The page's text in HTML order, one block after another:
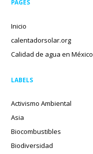
PAGES
Inicio
calentadorsolar.org
Calidad de agua en México
LABELS
Activismo Ambiental
Asia
Biocombustibles
Biodiversidad